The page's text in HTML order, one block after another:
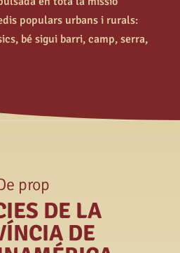
populars urbans i rurals:
bé sigui barri, camp, serra,
prop
DE LA
DE